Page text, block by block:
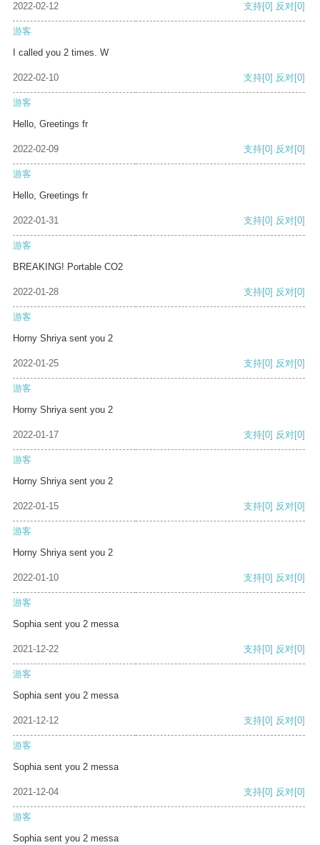
2022-02-12 支持[0] 反对[0]
游客
I called you 2 times. W
2022-02-10 支持[0] 反对[0]
游客
Hello, Greetings fr
2022-02-09 支持[0] 反对[0]
游客
Hello, Greetings fr
2022-01-31 支持[0] 反对[0]
游客
BREAKING! Portable CO2
2022-01-28 支持[0] 反对[0]
游客
Horny Shriya sent you 2
2022-01-25 支持[0] 反对[0]
游客
Horny Shriya sent you 2
2022-01-17 支持[0] 反对[0]
游客
Horny Shriya sent you 2
2022-01-15 支持[0] 反对[0]
游客
Horny Shriya sent you 2
2022-01-10 支持[0] 反对[0]
游客
Sophia sent you 2 messa
2021-12-22 支持[0] 反对[0]
游客
Sophia sent you 2 messa
2021-12-12 支持[0] 反对[0]
游客
Sophia sent you 2 messa
2021-12-04 支持[0] 反对[0]
游客
Sophia sent you 2 messa